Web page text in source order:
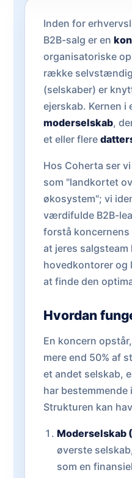
Inden for
B2B-salg er en
organisatoriske
række
(selskaber) er
ejerskab. Kernen i
moderselskab,
et eller flere
Hos Coherta ser
som "landkortet
økosystem"; vi
værdifulde B2B-
forstå
at jeres salgsteam
hovedkontorer og
at finde den
Hvordan
En koncern
mere end 50% af
et andet selskab,
har bestemmende
Strukturen kan
Moderselskab
øverste
som en